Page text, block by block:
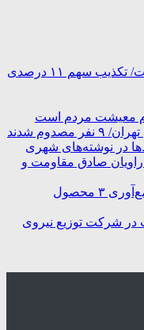
عراقچی: توافق با عمان نزدیک است/ تکذیب سهم ۱۱ درصدی
معیشت مردم است
شدند
در نوشته‌های شهری
صادق مقاومت و
دستور سازمان غذا و دارو برای جمع‌آوری ۳ محصول
شرکت توزیع نیروی